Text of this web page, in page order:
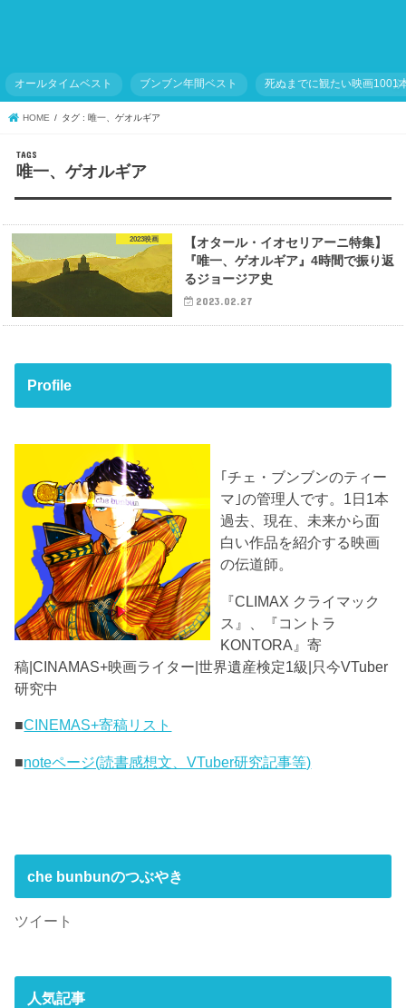
オールタイムベスト ブンブン年間ベスト 死ぬまでに観たい映画1001
HOME タグ : 唯一、ゲオルギア
唯一、ゲオルギア
2023映画
【オタール・イオセリアーニ特集】
『唯一、ゲオルギア』4時間で振り返
るジョージア史
2023.02.27
Profile
｢チェ・ブンブンのティー
マ｣の管理人です。1日1本
過去、現在、未来から面
白い作品を紹介する映画
の伝道師。
『CLIMAX クライマック
ス』、『コントラ
KONTORA』寄
稿|CINAMAS+映画ライター|世界遺産検定1級|只今VTuber
研究中
■CINEMAS+寄稿リスト
■noteページ(読書感想文、VTuber研究記事等)
che bunbunのつぶやき
ツイート
人気記事